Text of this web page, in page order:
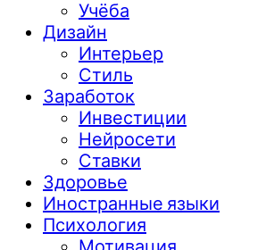
Учёба
Дизайн
Интерьер
Стиль
Заработок
Инвестиции
Нейросети
Ставки
Здоровье
Иностранные языки
Психология